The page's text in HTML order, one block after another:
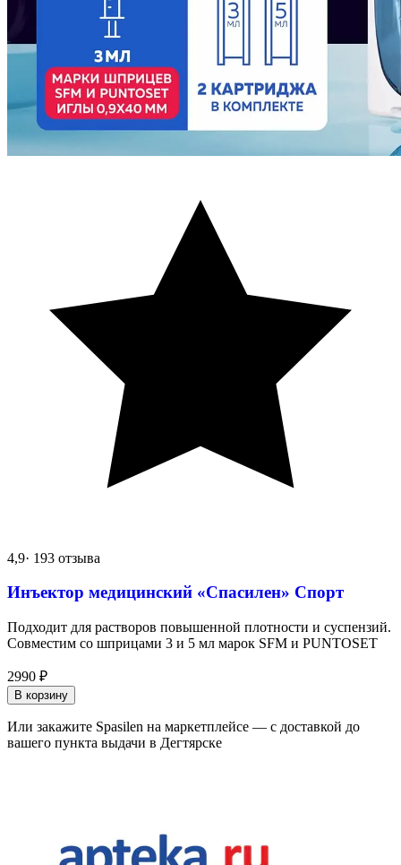
4,9· 193 отзыва
Инъектор медицинский «Спасилен» Спорт
Подходит для растворов повышенной плотности и суспензий.
Совместим со шприцами 3 и 5 мл марок SFM и PUNTOSET
2990 ₽
В корзину
Или закажите Spasilen на маркетплейсе — с доставкой до
вашего пункта выдачи в Дегтярске